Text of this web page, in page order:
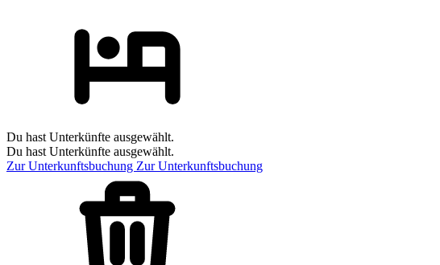
Du hast Unterkünfte ausgewählt.
Du hast Unterkünfte ausgewählt.
Zur Unterkunftsbuchung Zur Unterkunftsbuchung